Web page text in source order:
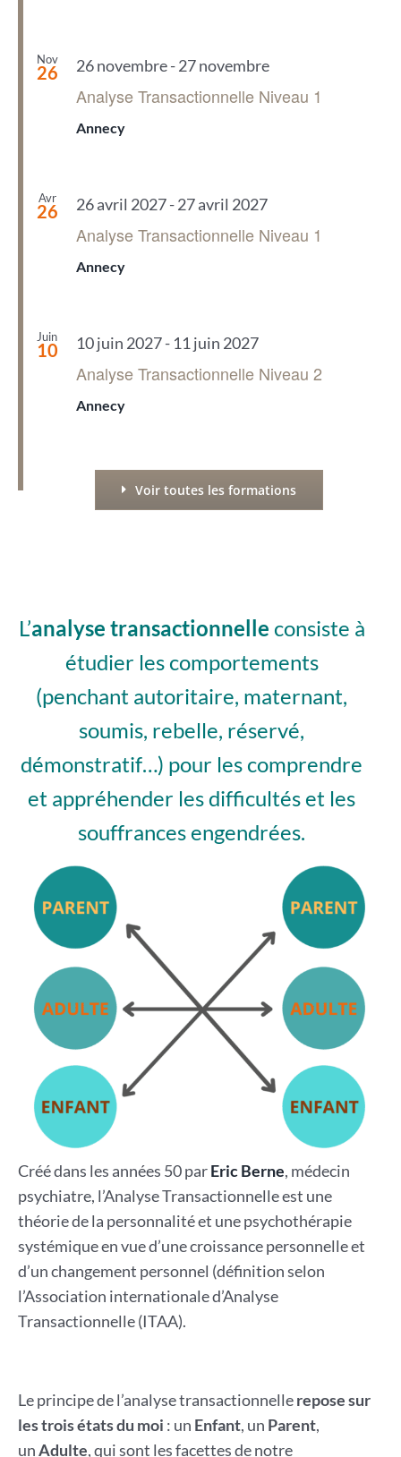
Nov
26 26 novembre-27 novembre
Analyse Transactionnelle Niveau 1
Annecy
Avr
26 26 avril 2027-27 avril 2027
Analyse Transactionnelle Niveau 1
Annecy
Juin
10 10 juin 2027- 11 juin 2027
Analyse Transactionnelle Niveau 2
Annecy
Voir toutes les formations
L’analyse transactionnelle consiste à
étudier les comportements
(penchant autoritaire, maternant,
soumis, rebelle, réservé,
démonstratif…) pour les comprendre
et appréhender les difficultés et les
souffrances engendrées.
Créé dans les années 50 parEric Berne, médecin
psychiatre, l’Analyse Transactionnelle est une
théorie de la personnalité et une psychothérapie
systémique en vue d’une croissance personnelle et
d’un changement personnel (définition selon
l’Association internationale d’Analyse
Transactionnelle (ITAA).
Le principe de l’analyse transactionnellerepose sur
les trois états du moi : un Enfant, un Parent,
unAdulte, qui sont les facettes de notre